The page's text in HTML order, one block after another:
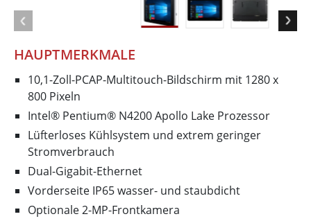
HAUPTMERKMALE
10,1-Zoll-PCAP-Multitouch-Bildschirm mit 1280 x
800 Pixeln
Intel® Pentium® N4200 Apollo Lake Prozessor
Lüfterloses Kühlsystem und extrem geringer
Stromverbrauch
Dual-Gigabit-Ethernet
Vorderseite IP65 wasser- und staubdicht
Optionale 2-MP-Frontkamera